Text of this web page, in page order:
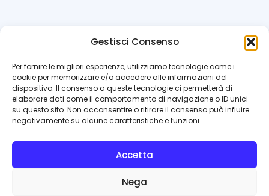
Gestisci Consenso
Per fornire le migliori esperienze, utilizziamo tecnologie come i
cookie per memorizzare e/o accedere alle informazioni del
dispositivo. Il consenso a queste tecnologie ci permetterà di
elaborare dati come il comportamento di navigazione o ID unici
su questo sito. Non acconsentire o ritirare il consenso può influire
negativamente su alcune caratteristiche e funzioni.
Accetta
Nega
azzurrissimo.it
Il blog di riferimento per i tifosi del Napoli. News, interviste,
pagelle e calciomercato. Testata giornalistica registrata
al Tribunale di Napoli (n. 48 dell’08/10/2012). Direttore Luca
Perillo
INFO
Contattaci